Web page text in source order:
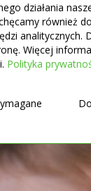
i
działania
również
analitycznych.
Więcej
Polityka